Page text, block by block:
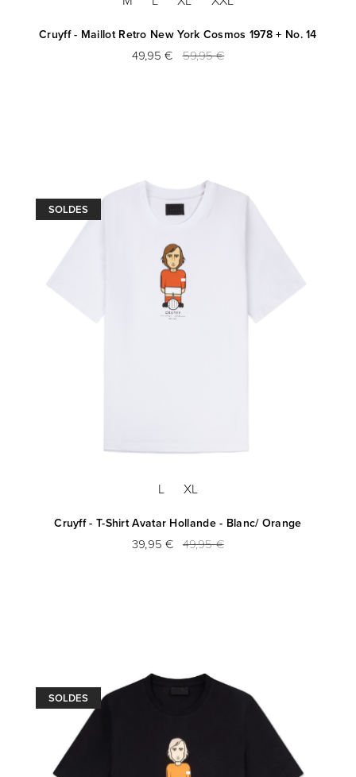
Cruyff - Maillot Retro New York Cosmos 1978 + No. 14
49,95 € 59,95 €
SOLDES
L XL
Cruyff - T-Shirt Avatar Hollande - Blanc/ Orange
39,95 € 49,95 €
SOLDES